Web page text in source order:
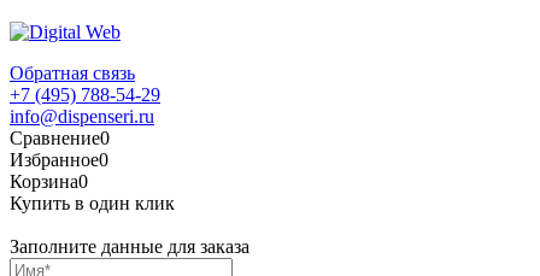
Обратная связь
+7 (495) 788-54-29
info@dispenseri.ru
Сравнение0
Избранное0
Корзина0
Купить в один клик
Заполните данные для заказа